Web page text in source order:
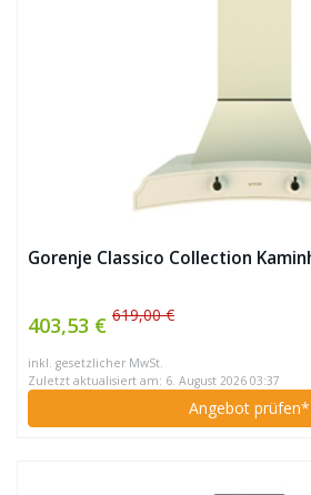
Gorenje Classico Collection
403,53 € 619,00 €
inkl. gesetzlicher MwSt.
Zuletzt aktualisiert am: 6. August 2026 03:37
Angebot prüfen*